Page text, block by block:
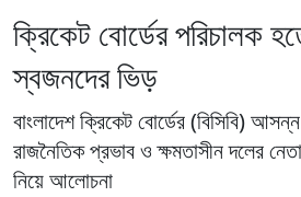
ক্রিকেট বোর্ডের পরিচালক
স্বজনদের ভিড়
বাংলাদেশ ক্রিকেট বোর্ডের (বিসিবি) আসন্ন
রাজনৈতিক প্রভাব ও ক্ষমতাসীন দলের
নিয়ে আলোচনা